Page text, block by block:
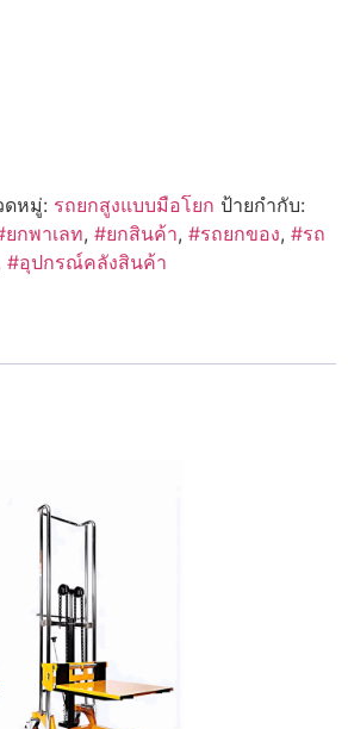
หมู่: รถยกสูงแบบมือโยก ป้ายกำกับ:
ยกพาเลท, #ยกสินค้า, #รถยกของ, #รถ
#อุปกรณ์คลังสินค้า